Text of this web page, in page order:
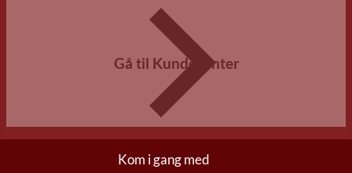
Gå til Kundecenter
Kom i gang med